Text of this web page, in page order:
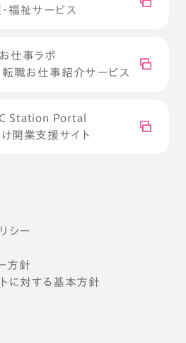
福祉サービス
お仕事ラボ
転職お仕事紹介サービス
Station Portal
開業支援サイト
シー
方針
に対する基本方針